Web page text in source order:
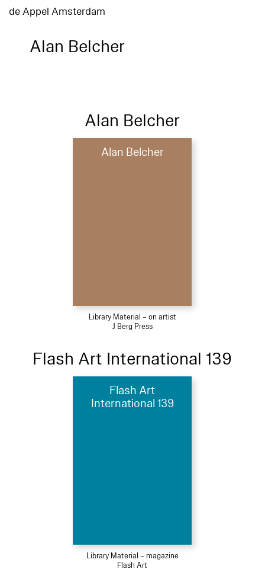
de Appel Amsterdam
Alan Belcher
Alan Belcher
Alan Belcher
Library Material – on artist
J Berg Press
Flash Art International 139
Flash Art
International 139
Library Material – magazine
Flash Art